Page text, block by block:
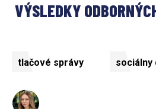
VÝSLEDKY
tlačové správy sociálny